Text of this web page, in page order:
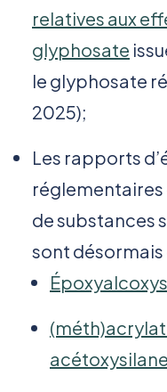
relatives aux
glyphosate
le glyphosate
2025);
Les rapports
de substances
sont